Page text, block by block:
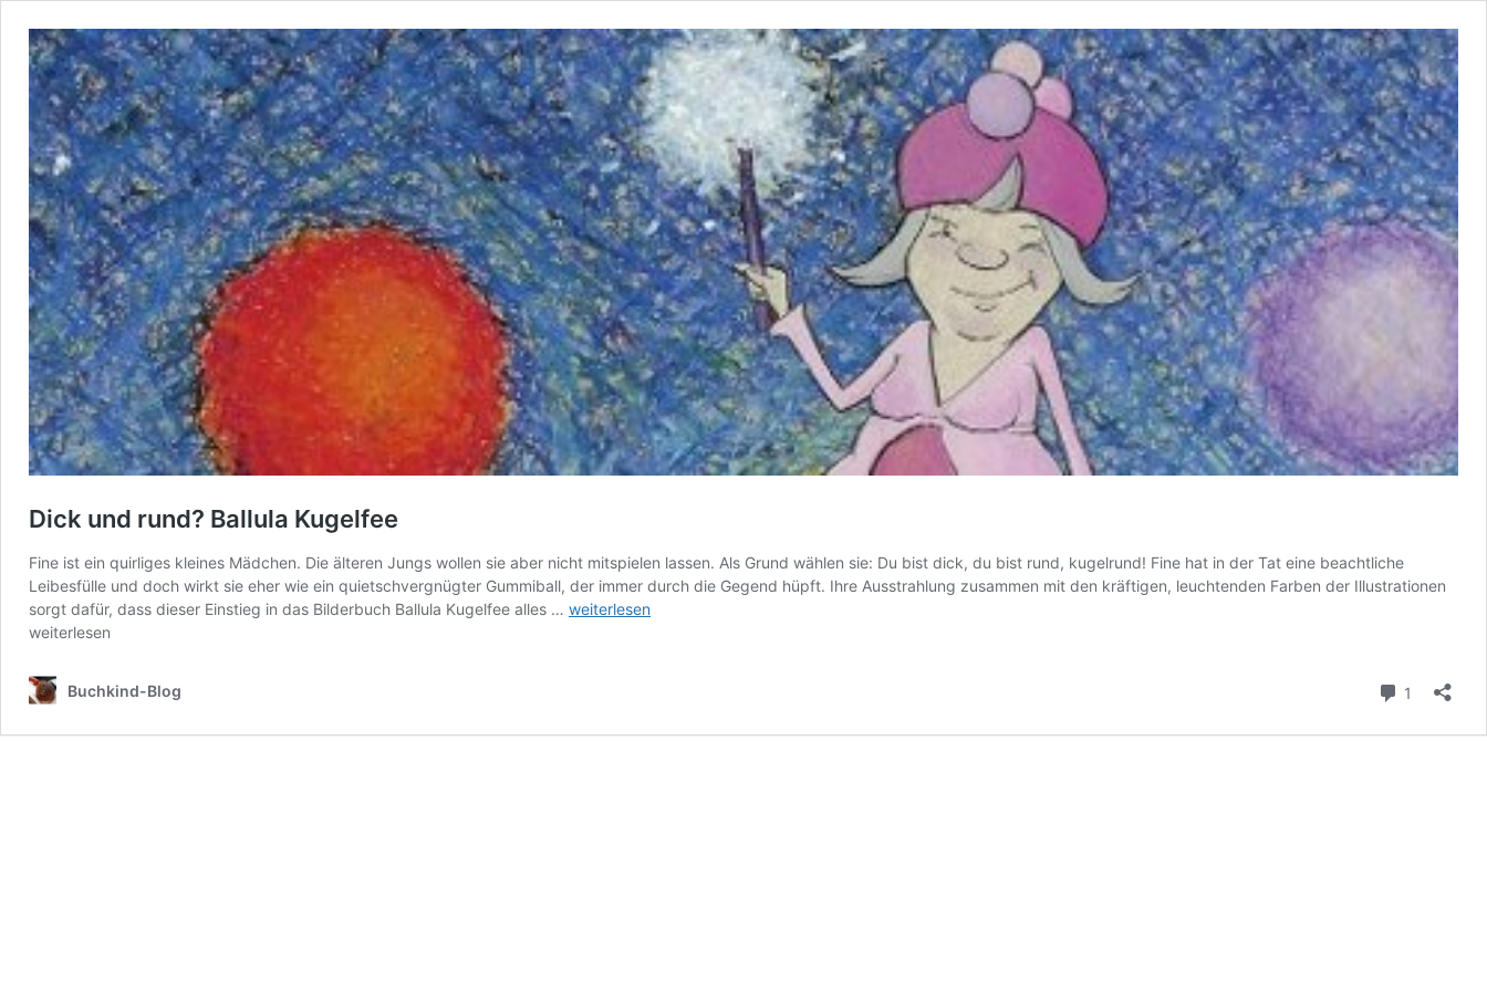
Dick und rund? Ballula Kugelfee
Fine ist ein quirliges kleines Mädchen. Die älteren Jungs wollen sie aber nicht mitspielen lassen. Als Grund wählen sie: Du bist dick, du bist rund, kugelrund! Fine hat in der Tat eine beachtliche
Leibesfülle und doch wirkt sie eher wie ein quietschvergnügter Gummiball, der immer durch die Gegend hüpft. Ihre Ausstrahlung zusammen mit den kräftigen, leuchtenden Farben der Illustrationen
sorgt dafür, dass dieser Einstieg in das Bilderbuch Ballula Kugelfee alles … Dick
weiterlesen
weiterlesen
Buchkind-Blog 1